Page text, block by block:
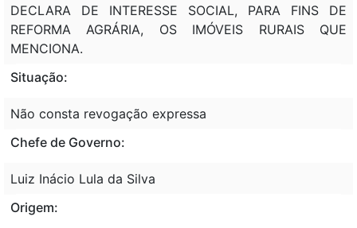
DECLARA DE INTERESSE SOCIAL, PARA FINS DE
REFORMA AGRÁRIA, OS IMÓVEIS RURAIS QUE
MENCIONA.
Situação:
Não consta revogação expressa
Chefe de Governo:
Luiz Inácio Lula da Silva
Origem: